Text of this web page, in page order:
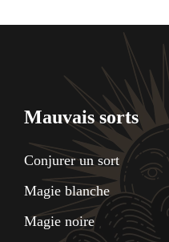
Mauvais sorts
Conjurer un sort
Magie blanche
Magie noire